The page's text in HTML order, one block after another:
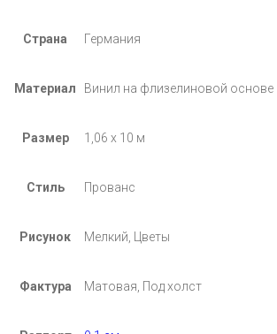
Страна Германия
Материал Винил на флизелиновой основе
Размер 1,06 х 10 м
Стиль Прованс
Рисунок Мелкий, Цветы
Фактура Матовая, Под холст